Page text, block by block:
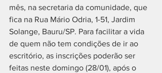
mês, na secretaria da comunidade, que
fica na Rua Mário Odria, 1-51, Jardim
Solange, Bauru/SP. Para facilitar a vida
de quem não tem condições de ir ao
escritório, as inscrições poderão ser
feitas neste domingo (28/01), após o